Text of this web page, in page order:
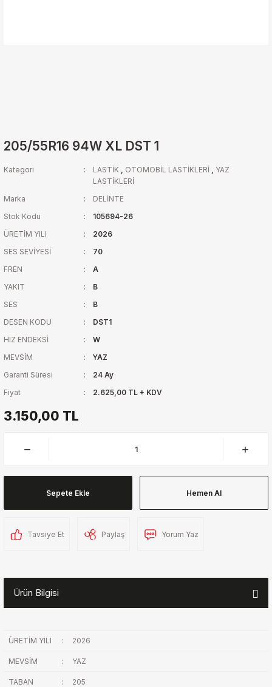
205/55R16 94W XL DST 1
Kategori LASTİK , OTOMOBİL LASTİKLERİ , YAZ
LASTİKLERİ
Marka
DELİNTE
Stok Kodu
105694-26
ÜRETİM YILI
2026
SES SEVİYESİ
70
FREN
A
YAKIT
B
SES
B
DESEN KODU
DST1
HIZ ENDEKSİ
W
MEVSİM
YAZ
Garanti Süresi
24 Ay
Fiyat
2.625,00 TL + KDV
3.150,00 TL
Sepete Ekle Hemen Al
Tavsiye Et Paylaş Yorum Yaz
Ürün Bilgisi
ÜRETİM YILI : 2026
MEVSİM : YAZ
TABAN
: 205